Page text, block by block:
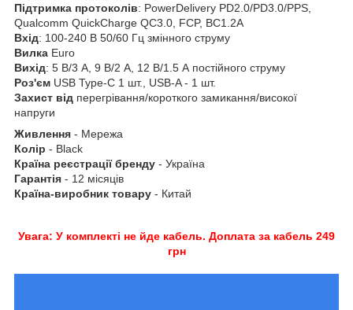
Підтримка протоколів: PowerDelivery PD2.0/PD3.0/PPS,
Qualcomm QuickCharge QC3.0, FCP, BC1.2A
Вхід: 100-240 В 50/60 Гц змінного струму
Вилка Euro
Вихід: 5 В/3 А, 9 В/2 А, 12 В/1.5 А постійного струму
Роз'єм USB Type-C 1 шт., USB-A - 1 шт.
Захист від перегрівання/короткого замикання/високої
напруги
Живлення - Мережа
Колір - Black
Країна реєстрації бренду - Україна
Гарантія - 12 місяців
Країна-виробник товару - Китай
Увага: У комплекті не йде кабель. Доплата за кабель 249
грн